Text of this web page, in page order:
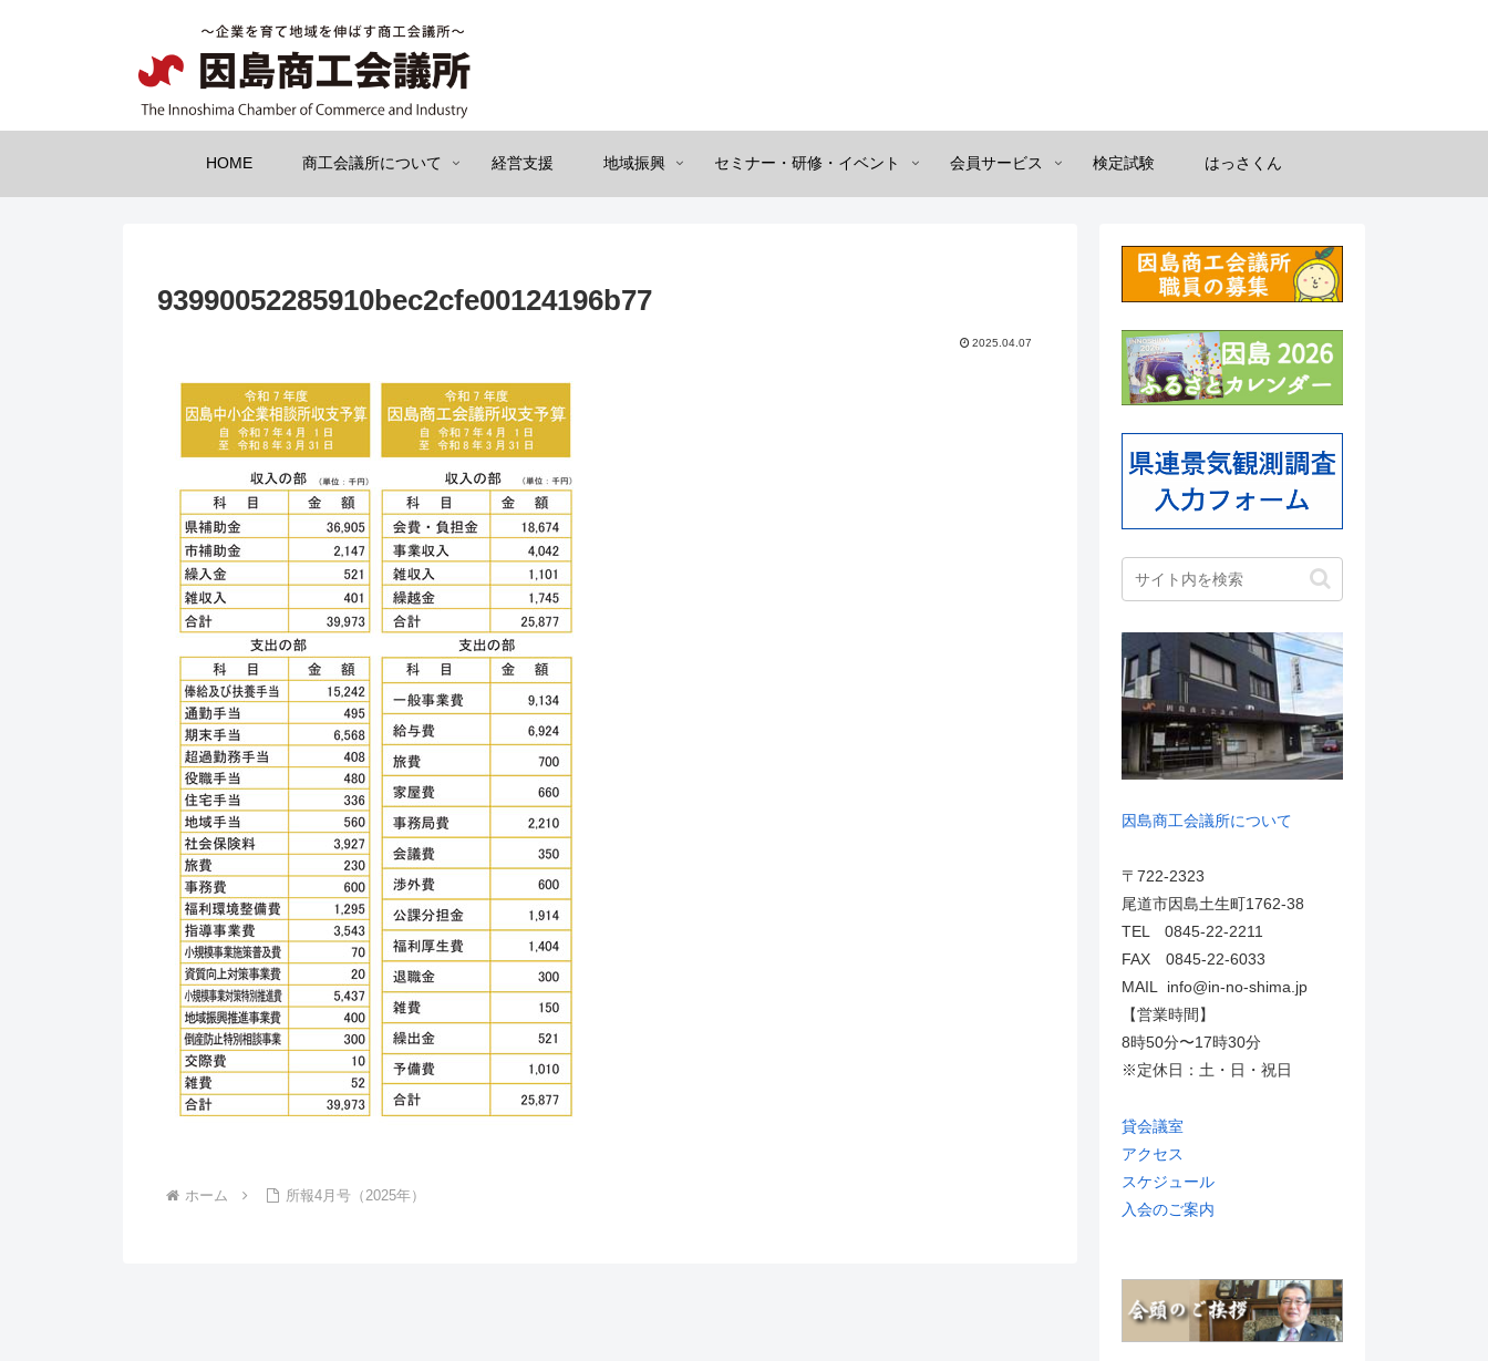
HOME 商工会議所について 経営支援 地域振興 セミナー・研修・イベント 会員サービス 検定試験 はっさくん
93990052285910bec2cfe00124196b77
2025.04.07
ホーム 所報4月号（2025年）
因島商工会議所について
〒722-2323
尾道市因島土生町1762-38
TEL 0845-22-2211
FAX 0845-22-6033
MAIL info@in-no-shima.jp
【営業時間】
8時50分〜17時30分
※定休日：土・日・祝日
貸会議室
アクセス
スケジュール
入会のご案内